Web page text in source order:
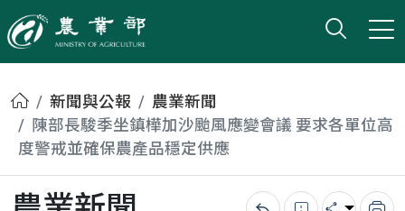
農業部
打開
小版
首頁新聞與公報
農業新聞
陳部長駿季坐鎮樺加沙颱風應變會議 要求各單位高
度警戒並確保農產品穩定供應